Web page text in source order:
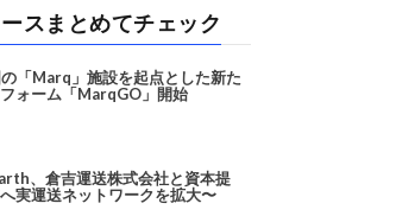
ースまとめてチェック
「Marq」施設を起点とした新た
ォーム「MarqGO」開始
、倉吉運送株式会社と資本提
実運送ネットワークを拡大〜